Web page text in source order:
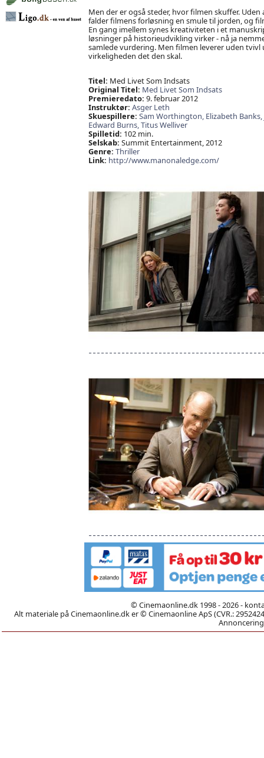
Men der er også steder, hvor filmen skuffer.
falder filmens forløsning en smule til jorden, og
En gang imellem synes kreativiteten i et
løsninger på historieudvikling virker - nå ja
samlede vurdering. Men filmen leverer uden
virkeligheden det den skal.
Titel: Med Livet Som Indsats
Original Titel: Med Livet Som Indsats
Premieredato: 9. februar 2012
Instruktør: Asger Leth
Skuespillere: Sam Worthington, Elizabeth Banks,
Edward Burns,Titus Welliver
Spilletid: 102 min.
Selskab: Summit Entertainment, 2012
Genre: Thriller
Link: http://www.manonaledge.com/
© Cinemaonline.dk 1998 - 2026 -
Alt materiale på Cinemaonline.dk er © Cinemaonline ApS (CVR.: